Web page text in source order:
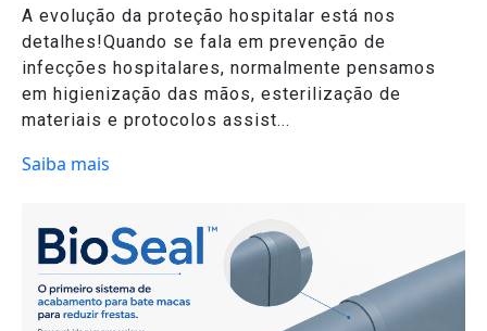
A evolução da proteção hospitalar está nos
detalhes!Quando se fala em prevenção de
infecções hospitalares, normalmente pensamos
em higienização das mãos, esterilização de
materiais e protocolos assist...
Saiba mais